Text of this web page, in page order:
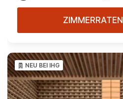
NEU BEI IHG